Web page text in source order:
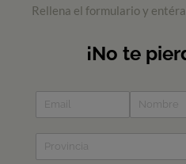
Rellena el formulario y